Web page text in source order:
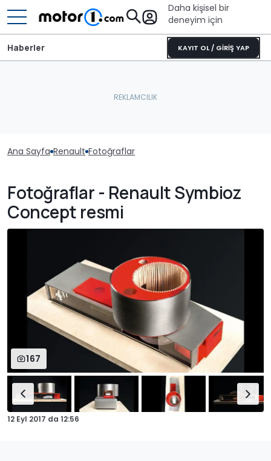
Daha kişisel bir
deneyim için
KAYIT OL / GİRİŞ YAP
Haberler
Ana Sayfa Renault Fotoğraflar
Fotoğraflar - Renault Symbioz
Concept resmi
167
12 Eyl 2017 da 12:56